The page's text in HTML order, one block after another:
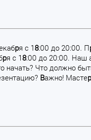
ря с 18:00 до 20:00. П
ря с 18:00 до 20:00. Наш
начать? Что должно
Важно! Мастер